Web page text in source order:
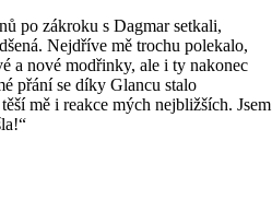
po zákroku s Dagmar setkali,
Nejdříve mě trochu polekalo,
a nové modřinky, ale i ty nakonec
přání se díky Glancu stalo
mě i reakce mých nejbližších. Jsem